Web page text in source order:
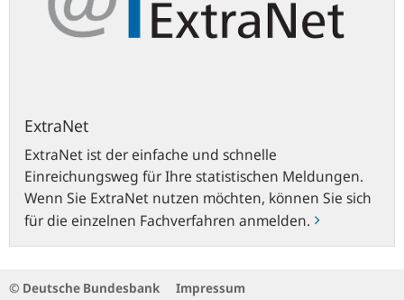
ExtraNet
ExtraNet ist der einfache und schnelle
Einreichungsweg für Ihre statistischen Meldungen.
Wenn Sie ExtraNet nutzen möchten, können Sie sich
für die einzelnen Fachverfahren anmelden.
© Deutsche Bundesbank Impressum